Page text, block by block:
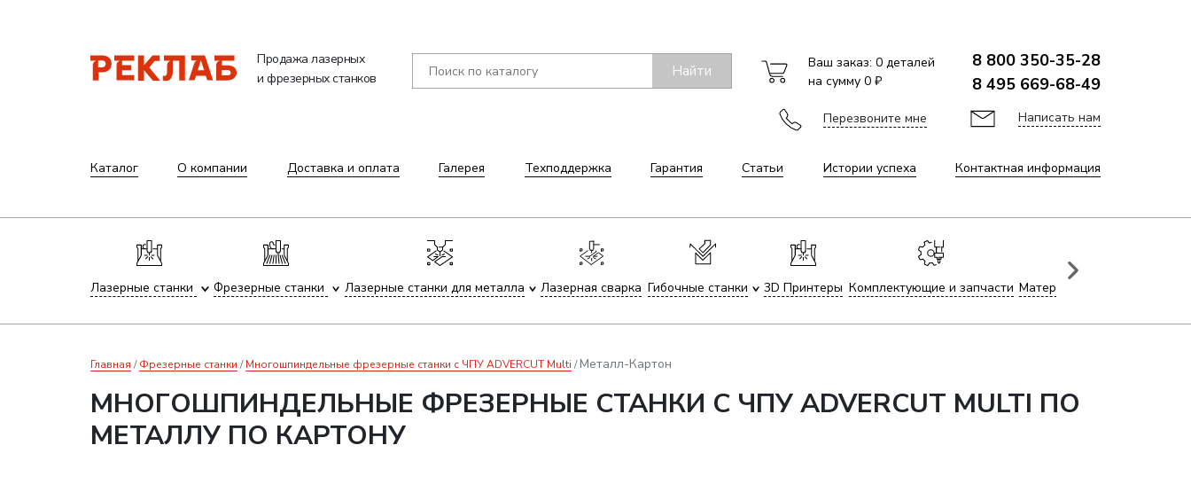
Продажа лазерных
и фрезерных станков
Найти Ваш заказ: 0деталей
на сумму 0 ₽
8 800 350-35-28
8 495 669-68-49
Перезвоните мне Написать нам
Каталог О компании Доставка и оплата Галерея Техподдержка Гарантия Статьи Истории успеха Контактная информация
Лазерные станки Фрезерные станки Лазерные станки для металла Лазерная сварка Гибочные станки 3D Принтеры Комплектующие и запчасти Материалы для лазерной
Главная Фрезерные станки Многошпиндельные фрезерные станки с ЧПУ ADVERCUT Multi Металл-Картон
МНОГОШПИНДЕЛЬНЫЕ ФРЕЗЕРНЫЕ СТАНКИ С ЧПУ ADVERCUT MULTI ПО
МЕТАЛЛУ ПО КАРТОНУ